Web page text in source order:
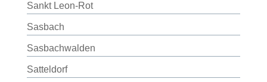
Sankt Leon-Rot
Sasbach
Sasbachwalden
Satteldorf